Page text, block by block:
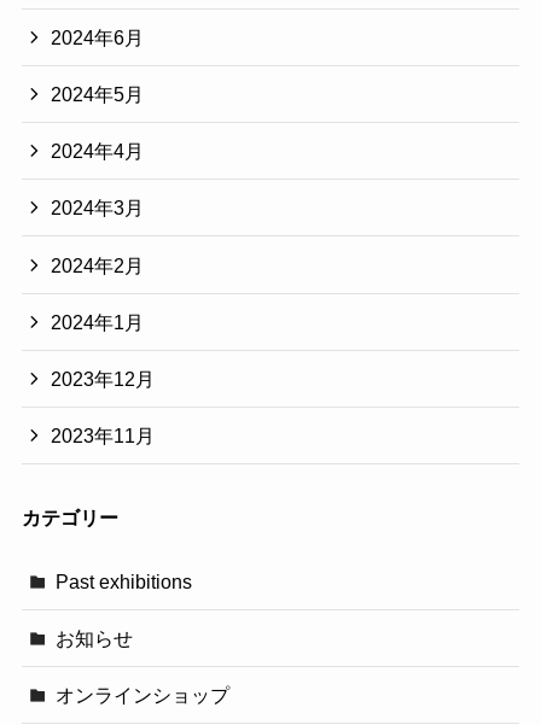
2024年6月
2024年5月
2024年4月
2024年3月
2024年2月
2024年1月
2023年12月
2023年11月
カテゴリー
Past exhibitions
お知らせ
オンラインショップ